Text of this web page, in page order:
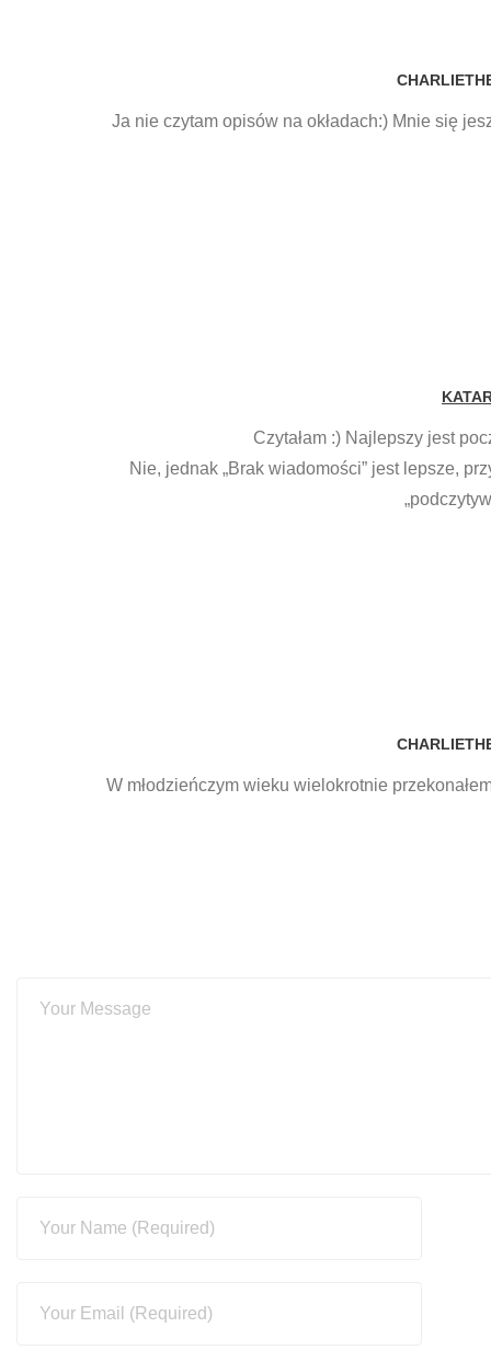
Ja nie czytam opisów na okładach:) Mnie się
Czytałam :) Najlepszy jest
Nie, jednak „Brak wiadomości” jest lepsze,
W młodzieńczym wieku wielokrotnie